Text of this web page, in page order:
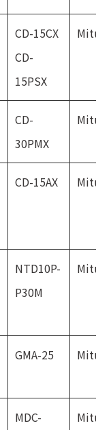
CD-15CX
CD-
15PSX
CD-
30PMX
CD-15AX
NTD10P-
P30M
GMA-25
MDC-